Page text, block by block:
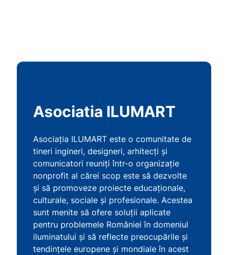
Asociatia ILUMART
Asociația ILUMART este o comunitate de
tineri ingineri, designeri, arhitecți și
comunicatori reuniți într-o organizație
nonprofit al cărei scop este să dezvolte
și să promoveze proiecte educaționale,
culturale, sociale și profesionale. Acestea
sunt menite să ofere soluții aplicate
pentru problemele României în domeniul
iluminatului și să reflecte preocupările și
tendințele europene și mondiale în acest